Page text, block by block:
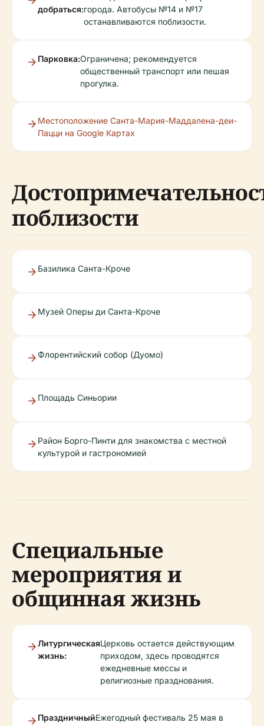
добраться:города. Автобусы №14 и №17
останавливаются поблизости.
Парковка:Ограничена; рекомендуется
общественный транспорт или пешая
прогулка.
Местоположение Санта-Мария-Маддалена-деи-
Пацци на Google Картах
поблизости
Базилика Санта-Кроче
Музей Оперы ди Санта-Кроче
Флорентийский собор (Дуомо)
Площадь Синьории
Район Борго-Пинти для знакомства с местной
культурой и гастрономией
Специальные
мероприятия и
общинная жизнь
Литургическая
жизнь:
Церковь остается действующим
приходом, здесь проводятся
ежедневные мессы и
религиозные празднования.
ПраздничныйЕжегодный фестиваль 25 мая в